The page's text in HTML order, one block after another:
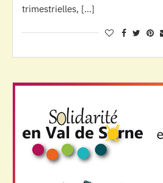
trimestrielles, […]